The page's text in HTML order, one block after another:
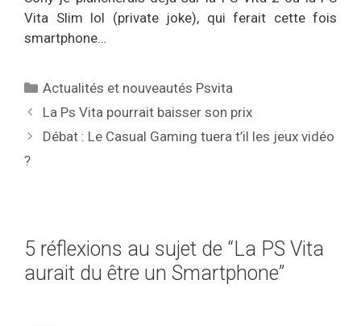
Vita Slim lol (private joke), qui ferait cette fois
smartphone…
Catégories
Actualités et nouveautés Psvita
La Ps Vita pourrait baisser son prix
Débat : Le Casual Gaming tuera t’il les jeux vidéo
?
5 réflexions au sujet de “La PS Vita
aurait du être un Smartphone”